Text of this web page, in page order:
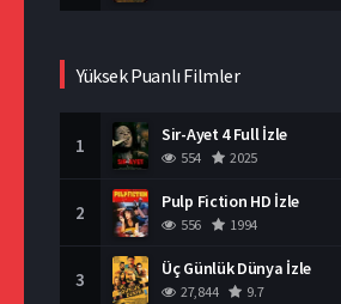
Yüksek Puanlı Filmler
1 Sir-Ayet 4 Full İzle
554 2025
2 Pulp Fiction HD İzle
556 1994
3 Üç Günlük Dünya İzle
27,844 9.7